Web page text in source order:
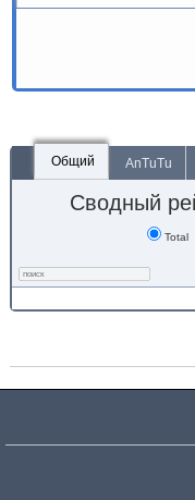
Общий AnTuTu
Сводный
Total